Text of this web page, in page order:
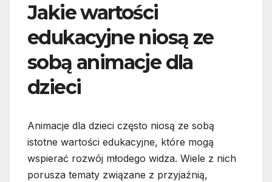
Jakie wartości
edukacyjne niosą ze
sobą animacje dla
dzieci
Animacje dla dzieci często niosą ze sobą
istotne wartości edukacyjne, które mogą
wspierać rozwój młodego widza. Wiele z nich
porusza tematy związane z przyjaźnią,